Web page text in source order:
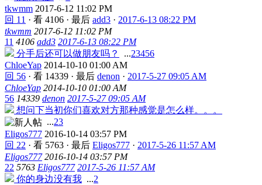
tkwmm 2017-6-12 11:02 PM
回 11 · 看 4106 · 最后 add3 · 2017-6-13 08:22 PM
tkwmm 2017-6-12 11:02 PM
11 4106 add3 2017-6-13 08:22 PM
分手后还可以做朋友吗？
...23456
ChloeYap 2014-10-10 01:00 AM
回 56 · 看 14339 · 最后 denon · 2017-5-27 09:05 AM
ChloeYap 2014-10-10 01:00 AM
56 14339 denon 2017-5-27 09:05 AM
想问下当初你们喜欢对方那种感觉是怎么样。。。
...23
Eligos777 2016-10-14 03:57 PM
回 22 · 看 5763 · 最后 Eligos777 · 2017-5-26 11:57 AM
Eligos777 2016-10-14 03:57 PM
22 5763 Eligos777 2017-5-26 11:57 AM
你的身边没有我 ...2